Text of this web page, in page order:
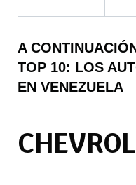
A
TOP 10: LOS
EN VENEZUELA